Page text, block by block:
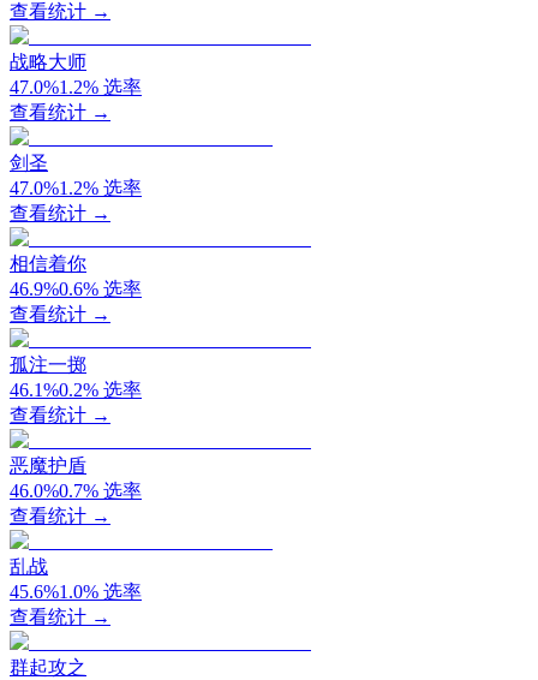
查看统计 →
战略大师
47.0%1.2% 选率
查看统计 →
剑圣
47.0%1.2% 选率
查看统计 →
相信着你
46.9%0.6% 选率
查看统计 →
孤注一掷
46.1%0.2% 选率
查看统计 →
恶魔护盾
46.0%0.7% 选率
查看统计 →
乱战
45.6%1.0% 选率
查看统计 →
群起攻之